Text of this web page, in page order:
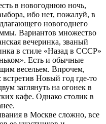
в новогоднюю ночь,
ибо нет, пожалуй, в
новогоднего
Вариантов множество
вечеринка, званый
в стиле «Назад в СССР»
Есть и обычные
весельем. Впрочем,
Новый год где-то
заглянуть на огонек в
кафе. Однако столик в
в Москве сложно, все